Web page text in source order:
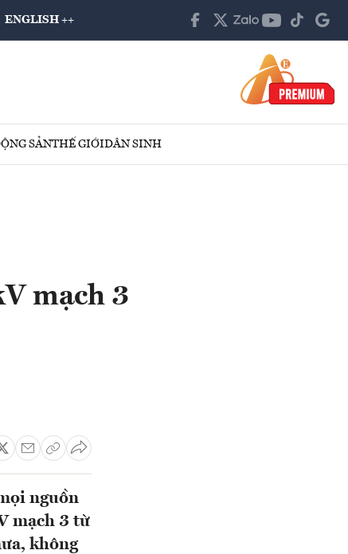
ENGLISH ++
SẢNTHẾ GIỚIDÂN SINH
mạch 3
nguồn
mạch 3 từ
không